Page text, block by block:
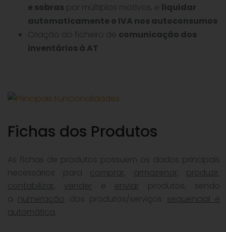
e sobras por múltiplos motivos, e liquidar
automaticamente o IVA nos autoconsumos
Criação do ficheiro de comunicação dos
inventários à AT
Fichas dos Produtos
As fichas de produtos possuem os dados principais
necessários para comprar, armazenar, produzir,
contabilizar, vender e enviar produtos, sendo
a numeração dos produtos/serviços sequencial e
automática